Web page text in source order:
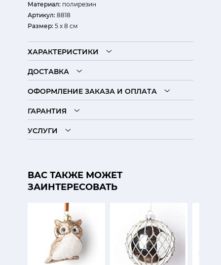
Материал: полирезин
Артикул: 8818
Размер: 5 х 8 см
ХАРАКТЕРИСТИКИ
ДОСТАВКА
ОФОРМЛЕНИЕ ЗАКАЗА И ОПЛАТА
ГАРАНТИЯ
УСЛУГИ
ВАС ТАКЖЕ МОЖЕТ
ЗАИНТЕРЕСОВАТЬ